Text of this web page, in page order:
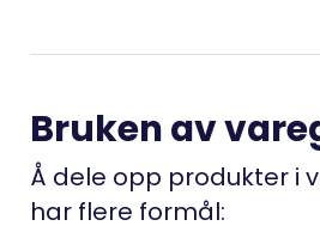
Bruken av
Å dele opp produkter i
har flere formål: